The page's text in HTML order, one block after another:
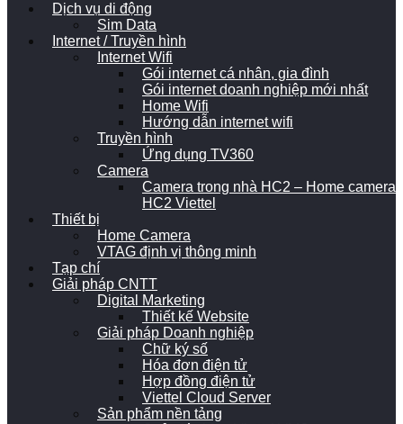
Dịch vụ di động
Sim Data
Internet / Truyền hình
Internet Wifi
Gói internet cá nhân, gia đình
Gói internet doanh nghiệp mới nhất
Home Wifi
Hướng dẫn internet wifi
Truyền hình
Ứng dụng TV360
Camera
Camera trong nhà HC2 – Home camera
HC2 Viettel
Thiết bị
Home Camera
VTAG định vị thông minh
Tạp chí
Giải pháp CNTT
Digital Marketing
Thiết kế Website
Giải pháp Doanh nghiệp
Chữ ký số
Hóa đơn điện tử
Hợp đồng điện tử
Viettel Cloud Server
Sản phẩm nền tảng